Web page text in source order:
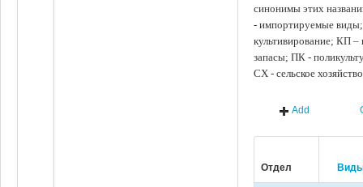
синонимы этих
- импортируемые
культивирование; КП
запасы; ПК -
СХ - сельское
Add
Отдел